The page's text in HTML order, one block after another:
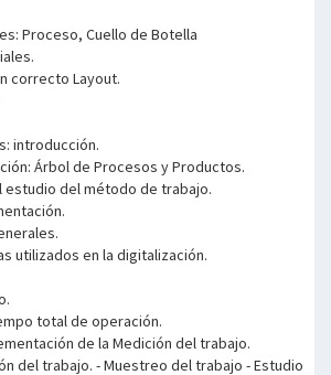
Proceso, Cuello de Botella
correcto Layout.
introducción.
Árbol de Procesos y Productos.
estudio del método de trabajo.
utilizados en la digitalización.
total de operación.
de la Medición del trabajo.
del trabajo. - Muestreo del trabajo - Estudio